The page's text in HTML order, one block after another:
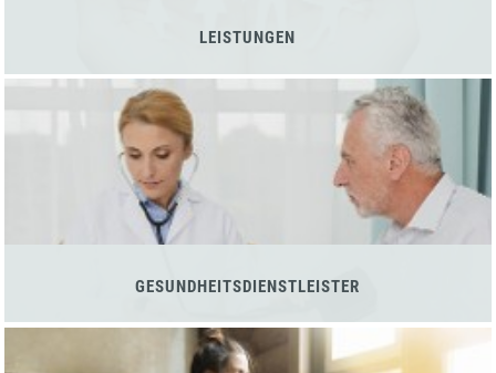
LEISTUNGEN
GESUNDHEITSDIENSTLEISTER